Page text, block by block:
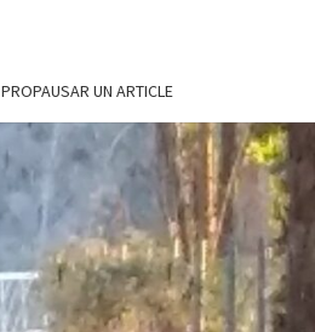
PROPAUSAR UN ARTICLE